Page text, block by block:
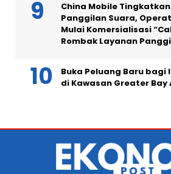
China Mobile
Panggilan Suara,
Mulai Komersialisasi
Rombak Layanan
Buka Peluang Baru
di Kawasan Greater Bay